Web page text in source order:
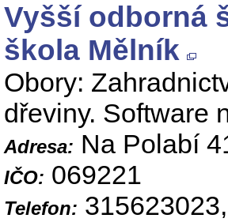
Vyšší odborná
škola Mělník
Obory:
dřeviny. Software
Adresa: Na Polabí
IČO: 069221
Telefon: